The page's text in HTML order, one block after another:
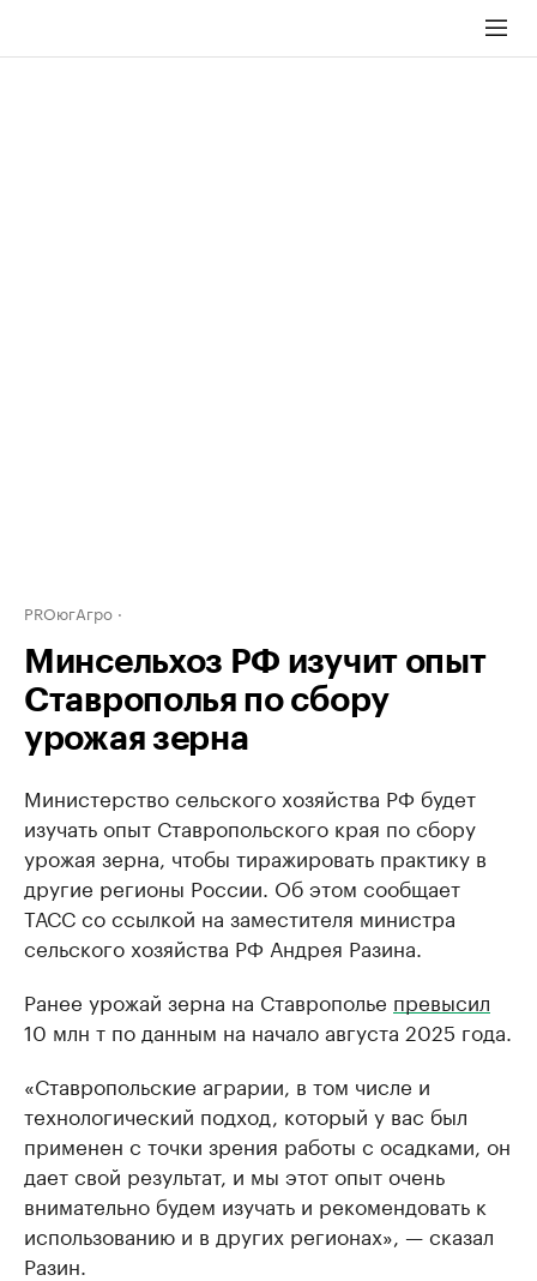
PROюгАгро
Минсельхоз РФ изучит опыт
Ставрополья по сбору
урожая зерна
Министерство сельского хозяйства РФ будет
изучать опыт Ставропольского края по сбору
урожая зерна, чтобы тиражировать практику в
другие регионы России. Об этом сообщает
ТАСС со ссылкой на заместителя министра
сельского хозяйства РФ Андрея Разина.
Ранее урожай зерна на Ставрополье превысил
10 млн т по данным на начало августа 2025 года.
«Ставропольские аграрии, в том числе и
технологический подход, который у вас был
применен с точки зрения работы с осадками, он
дает свой результат, и мы этот опыт очень
внимательно будем изучать и рекомендовать к
использованию и в других регионах», — сказал
Разин.